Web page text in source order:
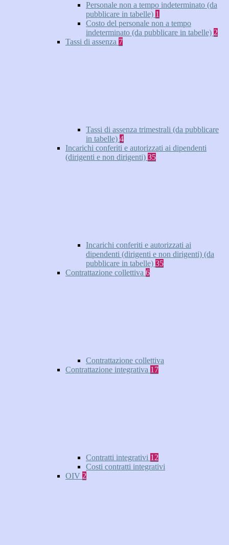
Personale non a tempo indeterminato (da
pubblicare in tabelle) 1
Costo del personale non a tempo
indeterminato (da pubblicare in tabelle) 2
Tassi di assenza 7
Tassi di assenza trimestrali (da pubblicare
in tabelle) 4
Incarichi conferiti e autorizzati ai dipendenti
(dirigenti e non dirigenti) 35
Incarichi conferiti e autorizzati ai
dipendenti (dirigenti e non dirigenti) (da
pubblicare in tabelle) 35
Contrattazione collettiva 6
Contrattazione collettiva
Contrattazione integrativa 17
Contratti integrativi 12
Costi contratti integrativi
OIV 2